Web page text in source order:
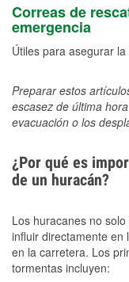
Correas de
emergencia
Útiles para asegurar
Preparar estos
escasez de última
evacuación o los
¿Por qué es
de un huracán?
Los huracanes no
influir directamente en
en la carretera. Los
tormentas incluyen: